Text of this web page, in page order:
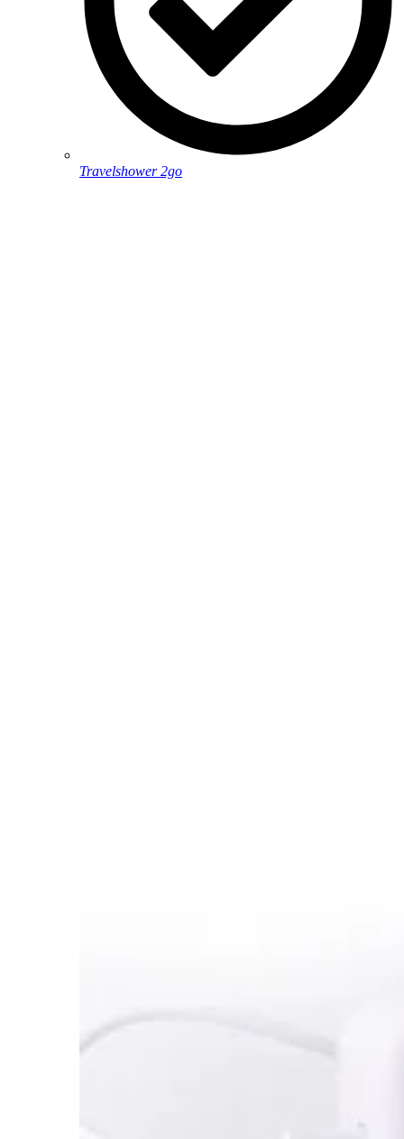
Travelshower 2go